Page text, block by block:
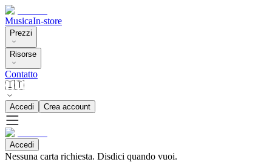
MusicaIn-store
Prezzi
Risorse
Contatto
🇮🇹
Accedi Crea account
Accedi
Nessuna carta richiesta. Disdici quando vuoi.